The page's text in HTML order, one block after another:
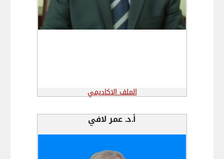
الملف الاكاديمي
أ.د. عمر لافي